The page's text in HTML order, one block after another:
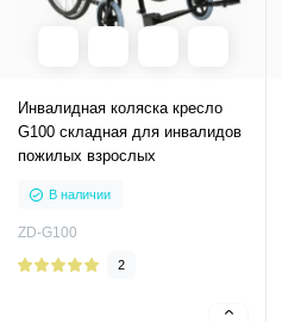
Инвалидная коляска кресло
G100 складная для инвалидов
пожилых взрослых
В наличии
ZD-G100
2